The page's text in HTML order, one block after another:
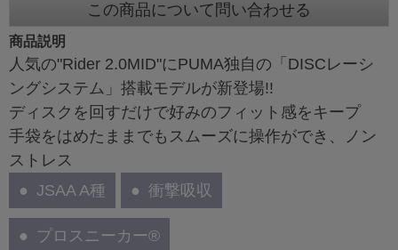
この商品について問い合わせる
商品説明
人気の"Rider 2.0MID"にPUMA独自の「DISCレーシ
ングシステム」搭載モデルが新登場!!
ディスクを回すだけで好みのフィット感をキープ
手袋をはめたままでもスムーズに操作ができ、ノン
ストレス
JSAA A種
衝撃吸収
プロスニーカー®